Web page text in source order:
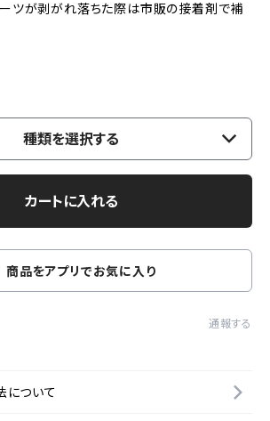
ーツが剥がれ落ちた際は市販の接着剤で補
。
種類を選択する
カートに入れる
商品をアプリでお気に入り
通報する
について